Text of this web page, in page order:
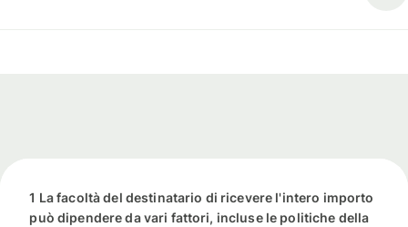
1 La facoltà del destinatario di ricevere l'intero importo
può dipendere da vari fattori, incluse le politiche della